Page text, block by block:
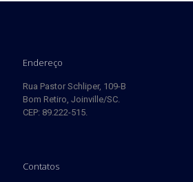
Endereço
Rua Pastor Schliper, 109-B
Bom Retiro, Joinville/SC.
CEP: 89.222-515.
Contatos